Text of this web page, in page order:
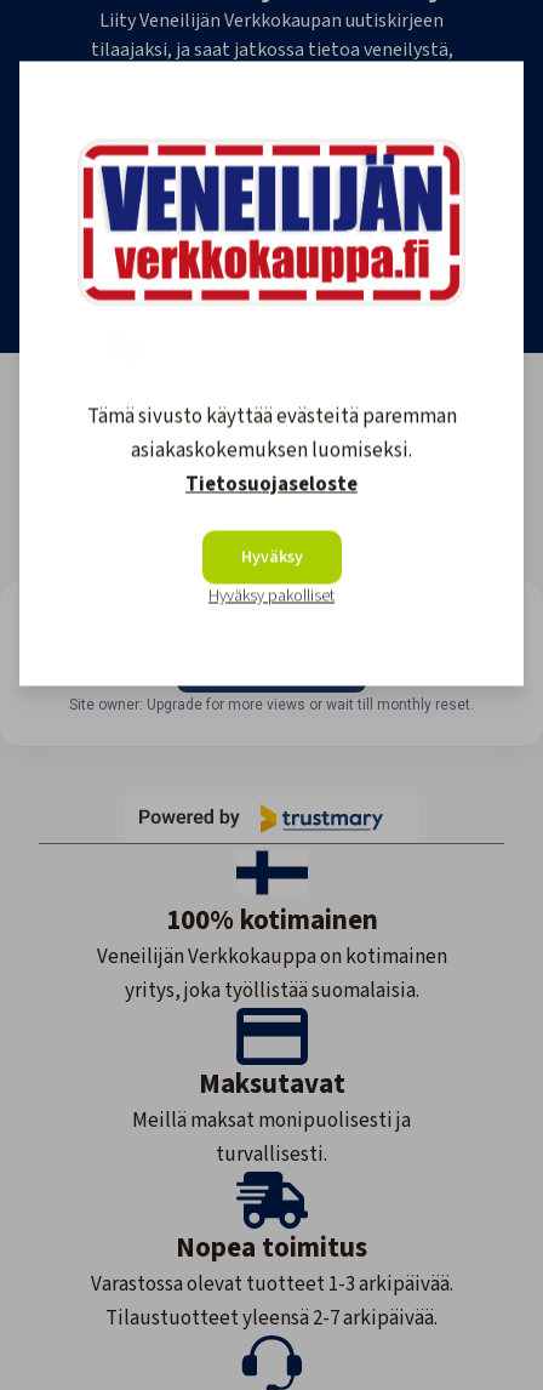
Liity Veneilijän Verkkokaupan uutiskirjeen
tilaajaksi, ja saat jatkossa tietoa veneilystä,
tilauksen milloin tahansa.
Tilaa uutiskirje
Site owner: Upgrade for more views or wait till monthly reset.
100% kotimainen
Veneilijän Verkkokauppa on kotimainen
yritys, joka työllistää suomalaisia.
Maksutavat
Meillä maksat monipuolisesti ja
turvallisesti.
Nopea toimitus
Varastossa olevat tuotteet 1-3 arkipäivää.
Tilaustuotteet yleensä 2-7 arkipäivää.
Tämä sivusto käyttää evästeitä paremman
asiakaskokemuksen luomiseksi.
Tietosuojaseloste
Hyväksy
Hyväksy pakolliset